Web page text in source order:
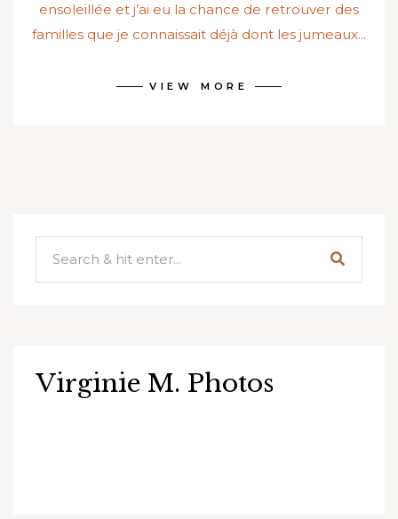
ensoleillée et j’ai eu la chance de retrouver des
familles que je connaissait déjà dont les jumeaux...
VIEW MORE
Virginie M. Photos